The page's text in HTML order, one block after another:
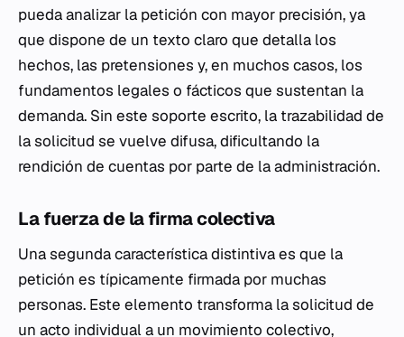
pueda analizar la petición con mayor precisión, ya
que dispone de un texto claro que detalla los
hechos, las pretensiones y, en muchos casos, los
fundamentos legales o fácticos que sustentan la
demanda. Sin este soporte escrito, la trazabilidad de
la solicitud se vuelve difusa, dificultando la
rendición de cuentas por parte de la administración.
La fuerza de la firma colectiva
Una segunda característica distintiva es que la
petición es típicamente firmada por muchas
personas. Este elemento transforma la solicitud de
un acto individual a un movimiento colectivo,